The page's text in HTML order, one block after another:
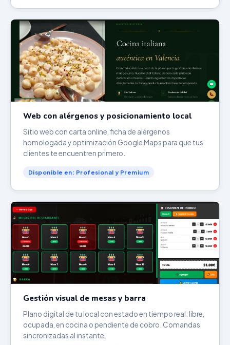
Web con alérgenos y posicionamiento local
Sitio web con carta online, ficha de alérgenos
homologada y optimización Google Maps para que tus
clientes te encuentren primero.
Disponible en: Profesional y Premium
Gestión visual de mesas y barra
Plano digital de tu local con estado en tiempo real: libre,
ocupada, en cocina o pendiente de cobro. Comandas
sincronizadas al instante.